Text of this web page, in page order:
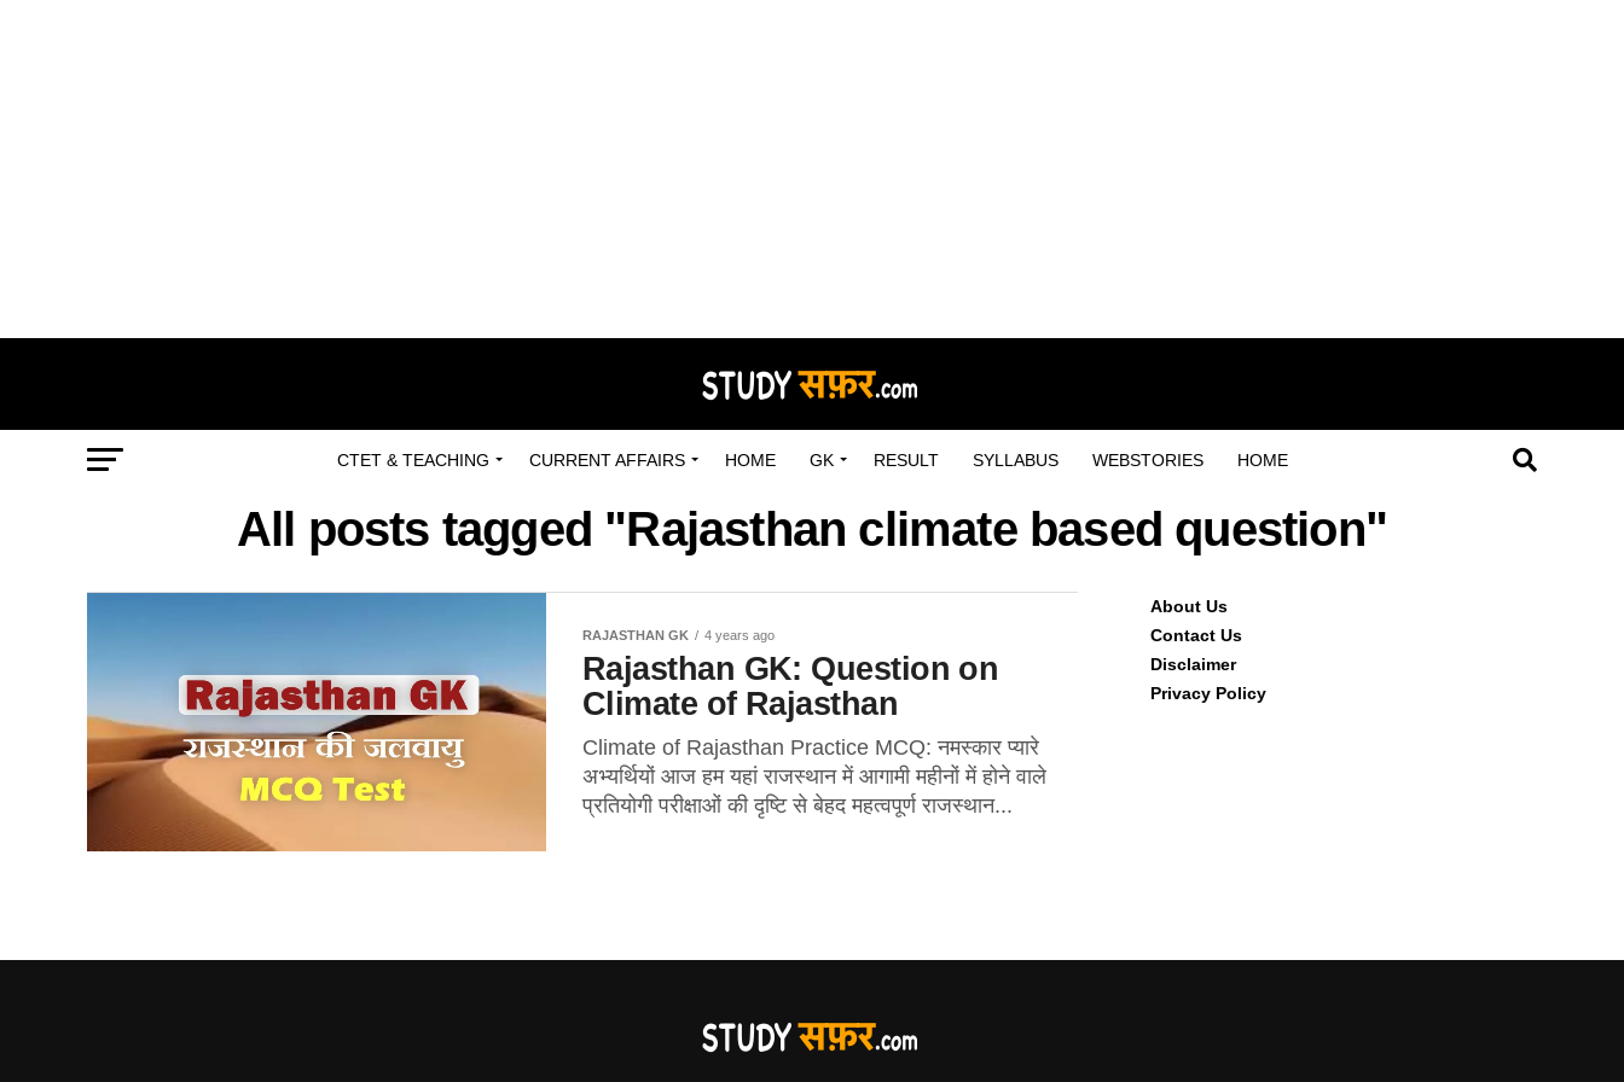
CTET & TEACHING CURRENT AFFAIRS HOME GK RESULT SYLLABUS WEBSTORIES HOME
All posts tagged "Rajasthan climate based question"
RAJASTHAN GK 4 years ago
Rajasthan GK: Question on
Climate of Rajasthan
Climate of Rajasthan Practice MCQ: नमस्कार प्यारे
अभ्यर्थियों आज हम यहां राजस्थान में आगामी महीनों में होने वाले
प्रतियोगी परीक्षाओं की दृष्टि से बेहद महत्वपूर्ण राजस्थान...
About Us
Contact Us
Disclaimer
Privacy Policy